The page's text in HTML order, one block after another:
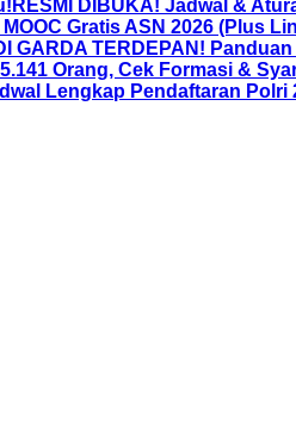
RESMI DIBUKA! Jadwal &
Gratis ASN 2026 (Plus
GARDA TERDEPAN!
Orang, Cek Formasi &
Lengkap Pendaftaran